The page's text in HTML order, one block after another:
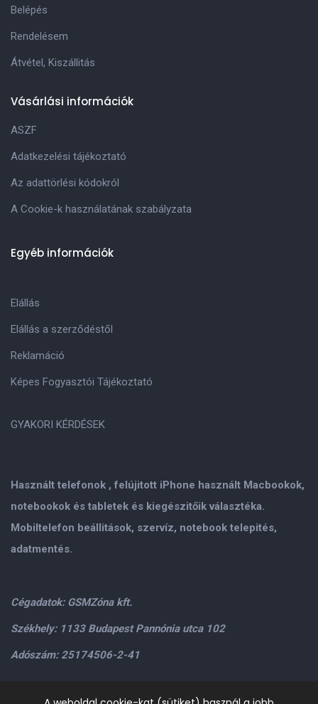
Használt telefonok , felújitott iPhone használt Macbookok,
notebookok és tabletek és kiegészitőik választéka.
Mobiltelefon beállitások, szervíz, notebook telepités,
adatmentés.
Cégadatok: GSMZóna kft.
Székhely: 1133 Budapest Pannónia utca 102
Adószám: 25174506-2-41
Személyes átvétel: GSMZóna kft. 1134.Bp. Váci út 9-15
Belépés
Rendelésem
Átvétel, Kiszállitás
Vásárlási információk
ASZF
Adatkezelési tájékoztató
Az adattörlési kódokról
A Cookie-k használatának szabályzata
Egyéb információk
Elállás
Elállás a szerződéstől
Reklamáció
Képes Fogyasztói Tájékoztató
GYAKORI KÉRDÉSEK